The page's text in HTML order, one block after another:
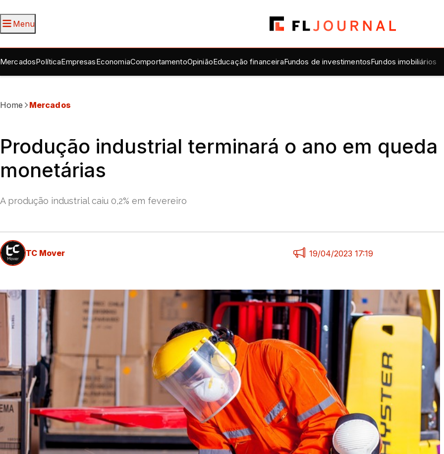
Menu
MercadosPolíticaEmpresasEconomiaComportamentoOpiniãoEducação financeiraFundos de investimentosFundos imobiliários
Home Mercados
Produção industrial terminará o ano em
monetárias
A produção industrial caiu 0,2% em fevereiro
TC Mover 19/04/2023 17:19